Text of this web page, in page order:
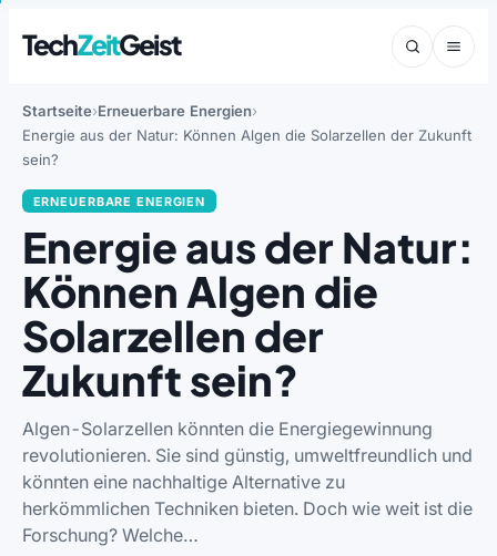
TechZeitGeist
Startseite Erneuerbare Energien
Energie aus der Natur: Können Algen die Solarzellen der Zukunft
sein?
ERNEUERBARE ENERGIEN
Energie aus der Natur:
Können Algen die
Solarzellen der
Zukunft sein?
Algen-Solarzellen könnten die Energiegewinnung
revolutionieren. Sie sind günstig, umweltfreundlich und
könnten eine nachhaltige Alternative zu
herkömmlichen Techniken bieten. Doch wie weit ist die
Forschung? Welche…